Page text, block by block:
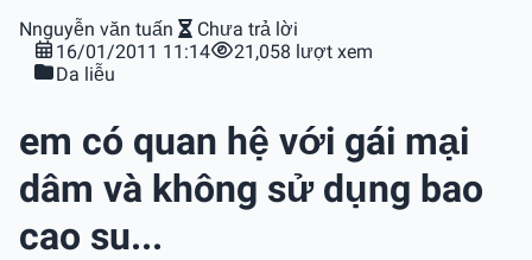
Nnguyễn văn tuấn
Chưa trả lời
16/01/2011 11:14
21,058 lượt xem
Da liễu
em có quan hệ với gái mại
dâm và không sử dụng bao
cao su...